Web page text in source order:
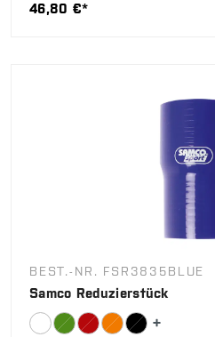
46,80 €*
BEST.-NR. FSR3835BLUE
Samco Reduzierstück